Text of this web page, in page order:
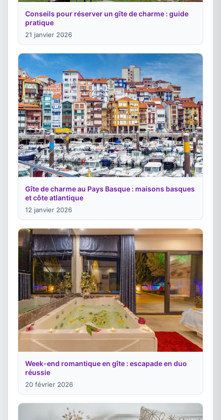
Conseils pour réserver un gîte de charme : guide
pratique
21 janvier 2026
Gîte de charme au Pays Basque : maisons basques
et côte atlantique
12 janvier 2026
Week-end romantique en gîte : escapade en duo
réussie
20 février 2026